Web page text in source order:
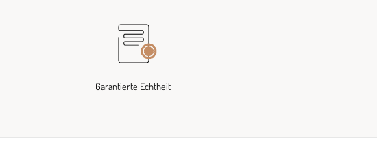
Garantierte Echtheit